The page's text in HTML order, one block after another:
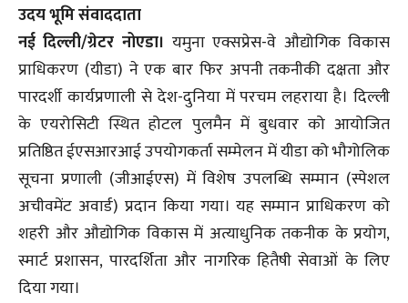
उदय भूमि संवाददाता
नई दिल्ली/ग्रेटर नोएडा। यमुना एक्सप्रेस-वे औद्योगिक विकास
प्राधिकरण (यीडा) ने एक बार फिर अपनी तकनीकी दक्षता और
पारदर्शी कार्यप्रणाली से देश-दुनिया में परचम लहराया है। दिल्ली
के एयरोसिटी स्थित होटल पुलमैन में बुधवार को आयोजित
प्रतिष्ठित ईएसआरआई उपयोगकर्ता सम्मेलन में यीडा को भौगोलिक
सूचना प्रणाली (जीआईएस) में विशेष उपलब्धि सम्मान (स्पेशल
अचीवमेंट अवार्ड) प्रदान किया गया। यह सम्मान प्राधिकरण को
शहरी और औद्योगिक विकास में अत्याधुनिक तकनीक के प्रयोग,
स्मार्ट प्रशासन, पारदर्शिता और नागरिक हितैषी सेवाओं के लिए
दिया गया।